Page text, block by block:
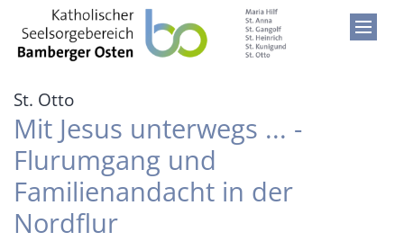
Zum Inhalt springen
St. Otto:
Mit Jesus unterwegs ... -
Flurumgang und
Familienandacht in der
Nordflur